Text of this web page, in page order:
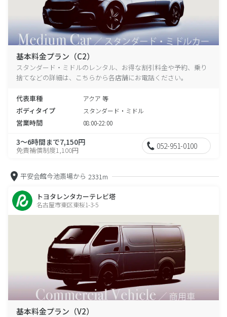
基本料金プラン（C2）
スタンダード・ミドルのレンタル、お得な割引料金や予約、乗り
捨てなどの詳細は、こちらから各店舗にお電話ください。
代表車種 アクア 等
ボディタイプ スタンダード・ミドル
営業時間 08:00-22:00
3～6時間まで7,150円
免責補償制度1,100円 052-951-0100
平安会館今池斎場から 2331m
トヨタレンタカーテレビ塔
名古屋市東区東桜1-3-5
基本料金プラン（V2）